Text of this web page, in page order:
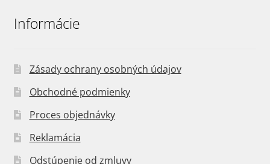
Informácie
Zásady ochrany osobných údajov
Obchodné podmienky
Proces objednávky
Reklamácia
Odstúpenie od zmluvy